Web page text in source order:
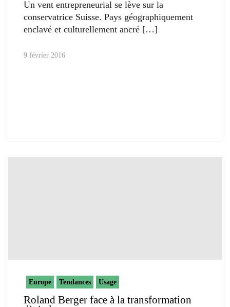
Un vent entrepreneurial se lève sur la
conservatrice Suisse. Pays géographiquement
enclavé et culturellement ancré
9 février 2016
Europe Tendances Usage
Roland Berger face à la transformation